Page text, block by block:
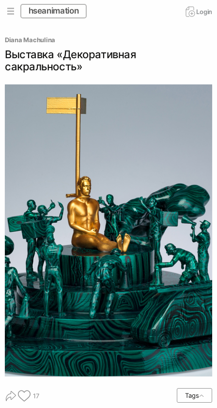
hseanimation Login
Diana Machulina
Выставка «Декоративная
сакральность»
17 Tags